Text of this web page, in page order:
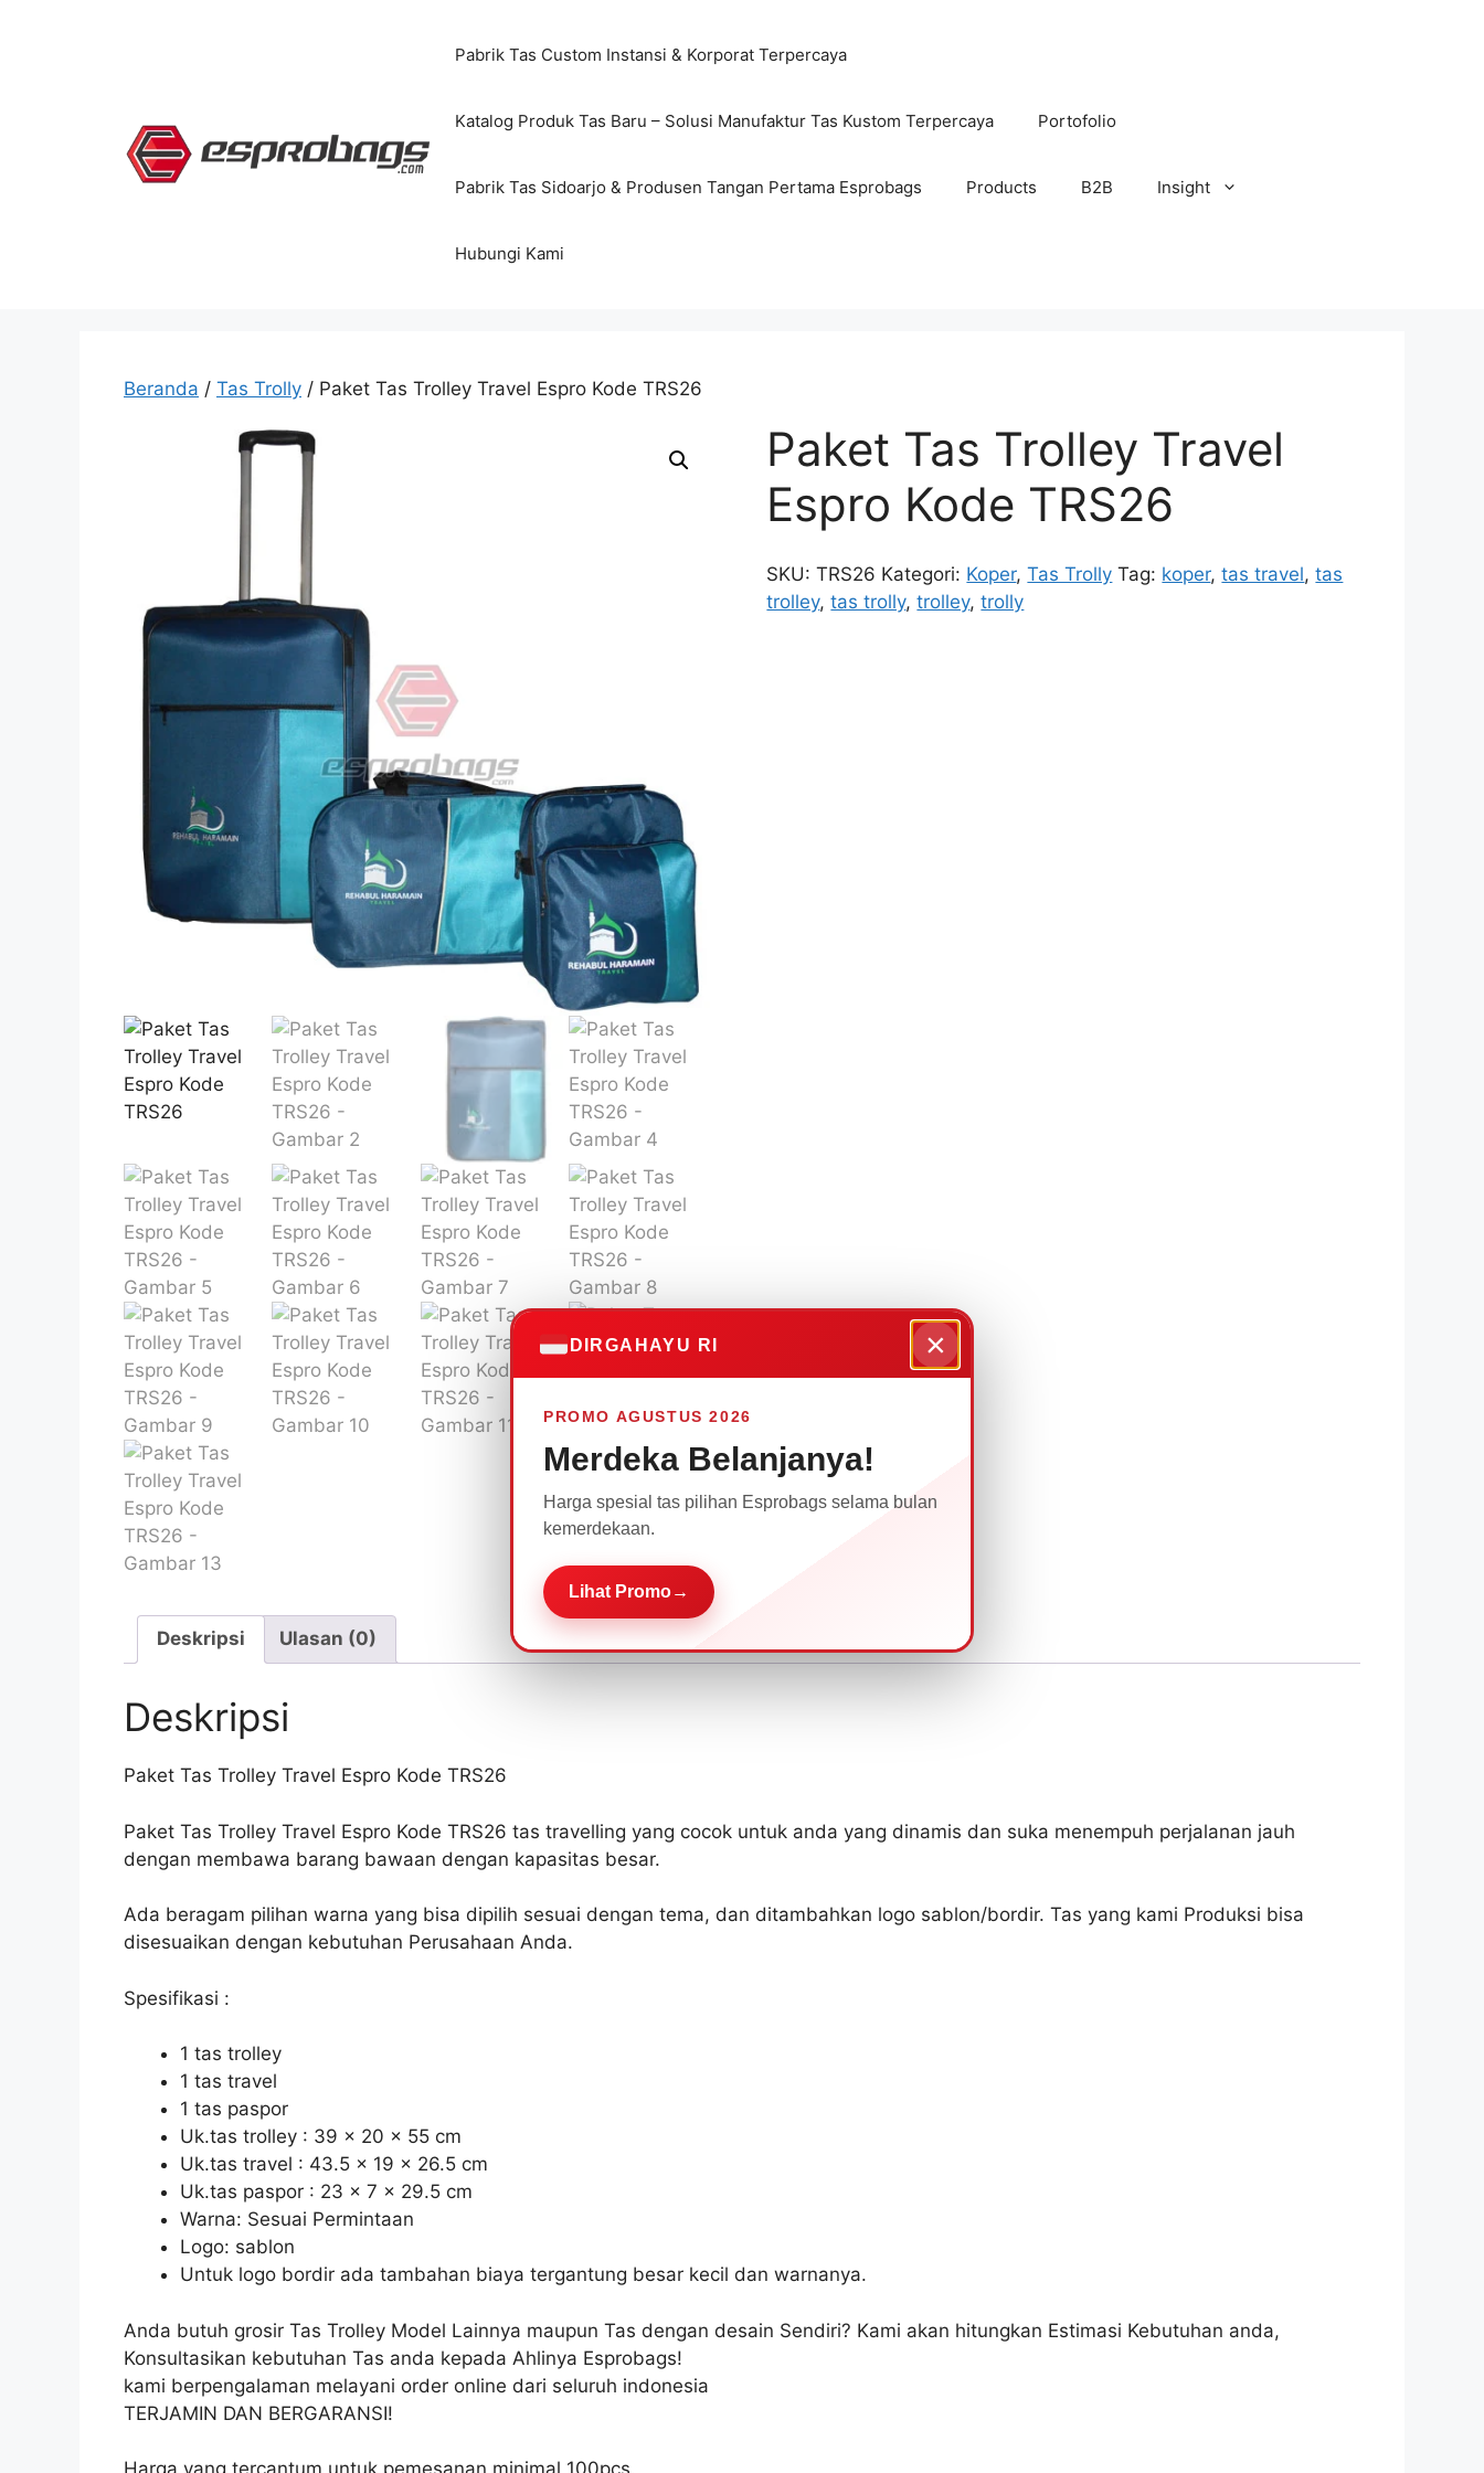
Pabrik Tas Custom Instansi & Korporat Terpercaya
Katalog Produk Tas Baru – Solusi Manufaktur Tas Kustom Terpercaya Portofolio
Pabrik Tas Sidoarjo & Produsen Tangan Pertama Esprobags Products B2B Insight
Hubungi Kami
Beranda / Tas Trolly / Paket Tas Trolley Travel Espro Kode TRS26
Paket Tas Trolley Travel
Espro Kode TRS26
SKU:TRS26 Kategori: Koper,Tas Trolly Tag: koper,tas travel,tas
trolley,tas trolly,trolley,trolly
Deskripsi Ulasan (0)
Deskripsi
Paket Tas Trolley Travel Espro Kode TRS26
Paket Tas Trolley Travel Espro Kode TRS26 tas travelling yang cocok untuk anda yang dinamis dan suka menempuh perjalanan jauh
dengan membawa barang bawaan dengan kapasitas besar.
Ada beragam pilihan warna yang bisa dipilih sesuai dengan tema, dan ditambahkan logo sablon/bordir. Tas yang kami Produksi bisa
disesuaikan dengan kebutuhan Perusahaan Anda.
Spesifikasi :
1 tas trolley
1 tas travel
1 tas paspor
Uk.tas trolley : 39 x 20 x 55 cm
Uk.tas travel : 43.5 x 19 x 26.5 cm
Uk.tas paspor : 23 x 7 x 29.5 cm
Warna: Sesuai Permintaan
Logo: sablon
Untuk logo bordir ada tambahan biaya tergantung besar kecil dan warnanya.
Anda butuh grosir Tas Trolley Model Lainnya maupun Tas dengan desain Sendiri? Kami akan hitungkan Estimasi Kebutuhan anda,
Konsultasikan kebutuhan Tas anda kepada Ahlinya Esprobags!
kami berpengalaman melayani order online dari seluruh indonesia
TERJAMIN DAN BERGARANSI!
DIRGAHAYU RI ×
PROMO AGUSTUS 2026
Merdeka Belanjanya!
Harga spesial tas pilihan Esprobags selama bulan
kemerdekaan.
Lihat Promo→